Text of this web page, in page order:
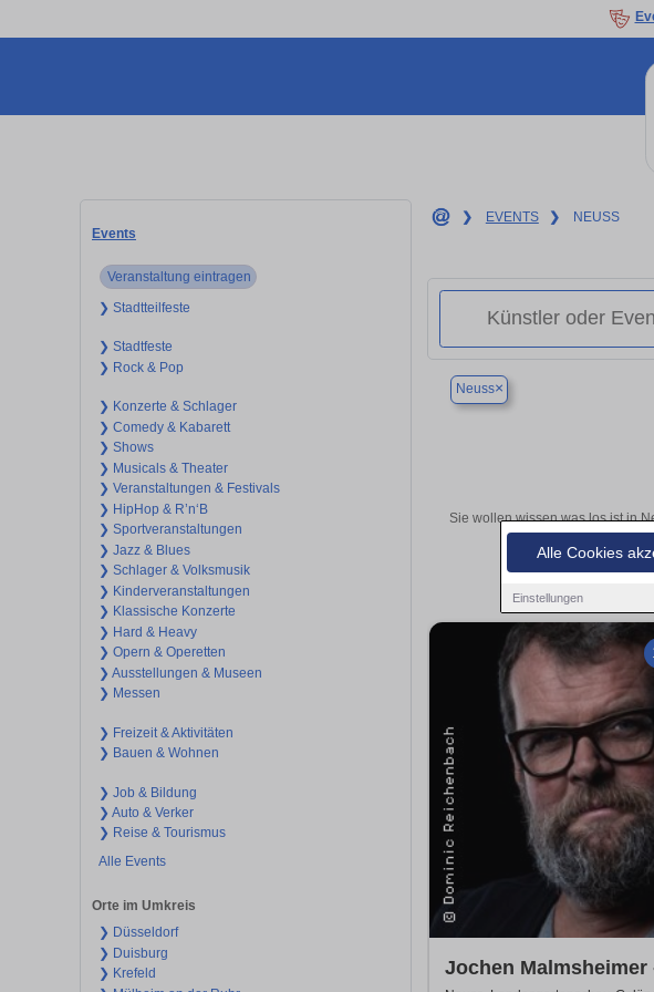
Alle Cookies
Einstellungen
Events
Veranstaltung eintragen
❯ Stadtteilfeste
❯ Stadtfeste
❯ Rock & Pop
❯ Konzerte & Schlager
❯ Comedy & Kabarett
❯ Shows
❯ Musicals & Theater
❯ Veranstaltungen & Festivals
❯ HipHop & R’n‘B
❯ Sportveranstaltungen
❯ Jazz & Blues
❯ Schlager & Volksmusik
❯ Kinderveranstaltungen
❯ Klassische Konzerte
❯ Hard & Heavy
❯ Opern & Operetten
❯ Ausstellungen & Museen
❯ Messen
❯ Freizeit & Aktivitäten
❯ Bauen & Wohnen
❯ Job & Bildung
❯ Auto & Verker
❯ Reise & Tourismus
Alle Events
Orte im Umkreis
❯ Düsseldorf
❯ Duisburg
❯ Krefeld
❯ EVENTS ❯ NEUSS
Neuss×
Sie wollen wissen was los ist in
Jochen Malmsheimer